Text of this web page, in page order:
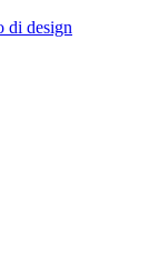
di design